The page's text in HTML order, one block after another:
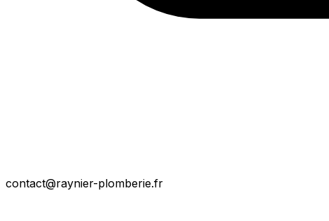
contact@raynier-plomberie.fr